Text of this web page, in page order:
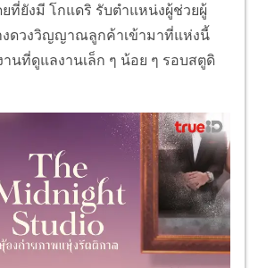
ที่ยังมี โกแดริ รับตำแหน่งผู้ช่วยผู้
งดวงวิญญาณลูกค้าเข้ามาที่แห่งนี้
นที่ดูแลงานเล็ก ๆ น้อย ๆ รอบสตูดิ